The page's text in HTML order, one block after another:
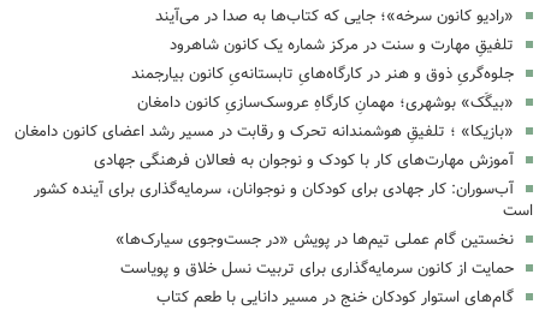
«رادیو کانون سرخه»؛ جایی که کتاب‌ها به صدا در می‌آیند
تلفیقِ مهارت و سنت در مرکز شماره یک کانون شاهرود
جلوه‌گریِ ذوق و هنر در کارگاه‌هایِ تابستانه‌یِ کانون بیارجمند
«بیگَک» بوشهری؛ مهمانِ کارگاهِ عروسک‌سازیِ کانون دامغان
«بازیکا» ؛ تلفیقِ هوشمندانه تحرک و رقابت در مسیر رشد اعضای کانون دامغان
آموزش مهارت‌های کار با کودک و نوجوان به فعالان فرهنگی جهادی
آب‌سوران: کار جهادی برای کودکان و نوجوانان، سرمایه‌گذاری برای آینده کشور
است
نخستین گام عملی تیم‌ها در پویش «در جست‌وجوی سیارک‌ها»
حمایت از کانون سرمایه‌گذاری برای تربیت نسل خلاق و پویاست
گام‌های استوار کودکان خنج در مسیر دانایی با طعم کتاب